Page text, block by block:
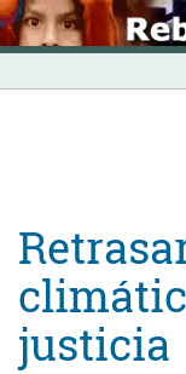
Skip
to
content
INICIO
justicia